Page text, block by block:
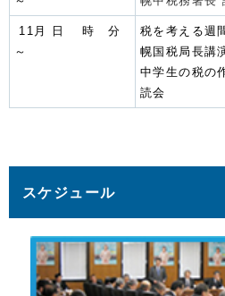
11月 日 時 分
～
税を考える週
幌国税局長講
中学生の税の
読会
スケジュール